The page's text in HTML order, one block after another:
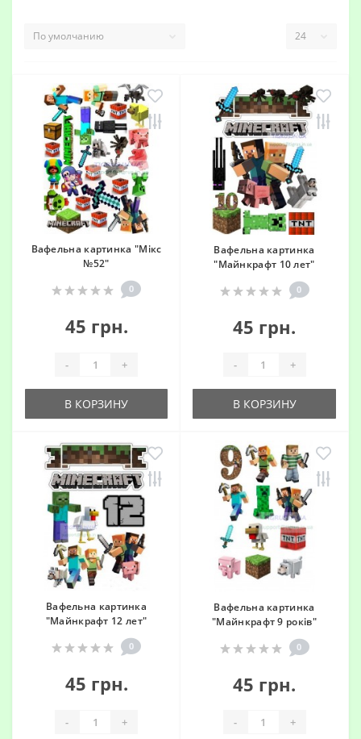
Вафельна картинка "Мікс
№52"
0
45 грн.
- +
В КОРЗИНУ
Вафельна картинка
"Майнкрафт 10 лет"
0
45 грн.
- +
В КОРЗИНУ
Вафельна картинка
"Майнкрафт 12 лет"
0
45 грн.
- +
Вафельна картинка
"Майнкрафт 9 років"
0
45 грн.
- +